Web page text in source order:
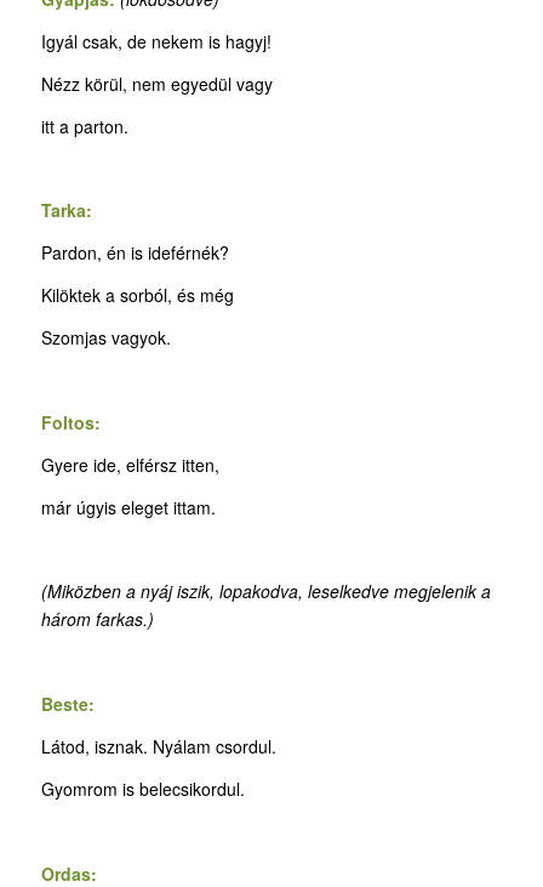
Igyál csak, de nekem is hagyj!
Nézz körül, nem egyedül vagy
itt a parton.
Tarka:
Pardon, én is ideférnék?
Kilöktek a sorból, és még
Szomjas vagyok.
Foltos:
Gyere ide, elférsz itten,
már úgyis eleget ittam.
(Miközben a nyáj iszik, lopakodva, leselkedve megjelenik a
három farkas.)
Beste:
Látod, isznak. Nyálam csordul.
Gyomrom is belecsikordul.
Ordas: